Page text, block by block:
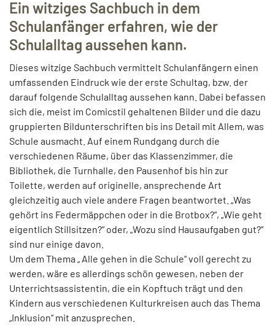
Ein witziges Sachbuch in dem
Schulanfänger erfahren, wie der
Schulalltag aussehen kann.
Dieses witzige Sachbuch vermittelt Schulanfängern einen
umfassenden Eindruck wie der erste Schultag, bzw. der
darauf folgende Schulalltag aussehen kann. Dabei befassen
sich die, meist im Comicstil gehaltenen Bilder und die dazu
gruppierten Bildunterschriften bis ins Detail mit Allem, was
Schule ausmacht. Auf einem Rundgang durch die
verschiedenen Räume, über das Klassenzimmer, die
Bibliothek, die Turnhalle, den Pausenhof bis hin zur
Toilette, werden auf originelle, ansprechende Art
gleichzeitig auch viele andere Fragen beantwortet. „Was
gehört ins Federmäppchen oder in die Brotbox?“, „Wie geht
eigentlich Stillsitzen?“ oder, „Wozu sind Hausaufgaben gut?“
sind nur einige davon.
Um dem Thema „ Alle gehen in die Schule“ voll gerecht zu
werden, wäre es allerdings schön gewesen, neben der
Unterrichtsassistentin, die ein Kopftuch trägt und den
Kindern aus verschiedenen Kulturkreisen auch das Thema
„Inklusion“ mit anzusprechen.